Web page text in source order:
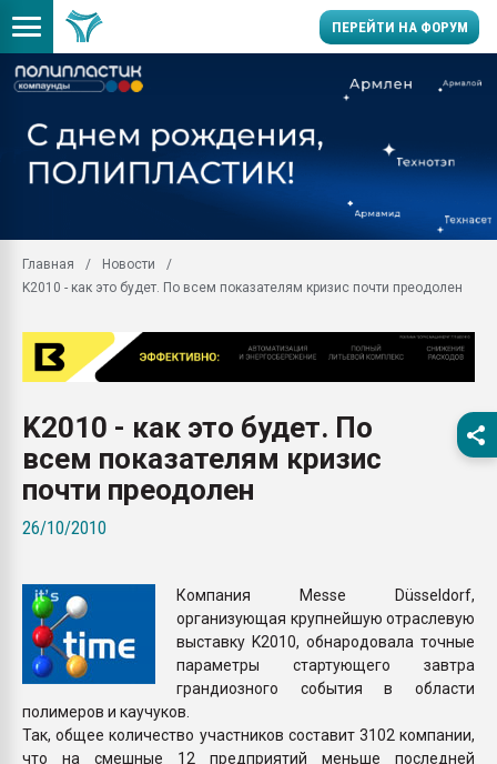
ПЕРЕЙТИ НА ФОРУМ
заводу пластмасс"
Подмосковье, Москва
28.07.2026
пластмасс
28.07.2026
ПЕРЕЙТИ НА
Главная
Новости
K2010 - как это будет. По всем показателям кризис почти преодолен
K2010 - как это будет. По
всем показателям кризис
почти преодолен
26/10/2010
Компания Messe Düsseldorf,
организующая крупнейшую отраслевую
выставку K2010, обнародовала точные
параметры стартующего завтра
грандиозного события в области
полимеров и каучуков.
Так, общее количество участников составит 3102 компании,
что на смешные 12 предприятий меньше последней